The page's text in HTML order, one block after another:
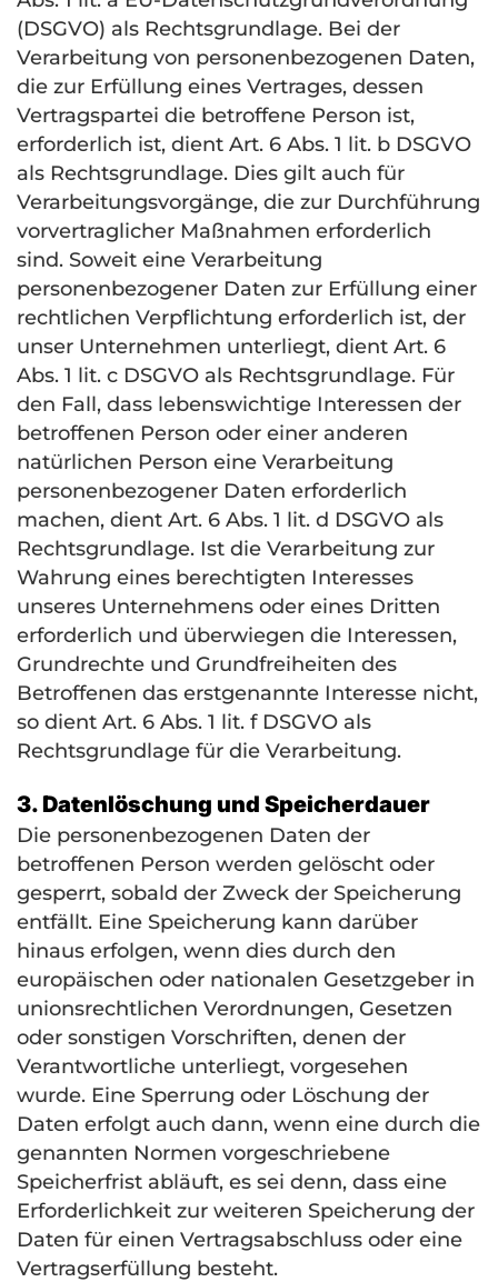
(DSGVO) als Rechtsgrundlage. Bei der
Verarbeitung von personenbezogenen Daten,
die zur Erfüllung eines Vertrages, dessen
Vertragspartei die betroffene Person ist,
erforderlich ist, dient Art. 6 Abs. 1 lit. b DSGVO
als Rechtsgrundlage. Dies gilt auch für
Verarbeitungsvorgänge, die zur Durchführung
vorvertraglicher Maßnahmen erforderlich
sind. Soweit eine Verarbeitung
personenbezogener Daten zur Erfüllung einer
rechtlichen Verpflichtung erforderlich ist, der
unser Unternehmen unterliegt, dient Art. 6
Abs. 1 lit. c DSGVO als Rechtsgrundlage. Für
den Fall, dass lebenswichtige Interessen der
betroffenen Person oder einer anderen
natürlichen Person eine Verarbeitung
personenbezogener Daten erforderlich
machen, dient Art. 6 Abs. 1 lit. d DSGVO als
Rechtsgrundlage. Ist die Verarbeitung zur
Wahrung eines berechtigten Interesses
unseres Unternehmens oder eines Dritten
erforderlich und überwiegen die Interessen,
Grundrechte und Grundfreiheiten des
Betroffenen das erstgenannte Interesse nicht,
so dient Art. 6 Abs. 1 lit. f DSGVO als
Rechtsgrundlage für die Verarbeitung.
3. Datenlöschung und Speicherdauer
Die personenbezogenen Daten der
betroffenen Person werden gelöscht oder
gesperrt, sobald der Zweck der Speicherung
entfällt. Eine Speicherung kann darüber
hinaus erfolgen, wenn dies durch den
europäischen oder nationalen Gesetzgeber in
unionsrechtlichen Verordnungen, Gesetzen
oder sonstigen Vorschriften, denen der
Verantwortliche unterliegt, vorgesehen
wurde. Eine Sperrung oder Löschung der
Daten erfolgt auch dann, wenn eine durch die
genannten Normen vorgeschriebene
Speicherfrist abläuft, es sei denn, dass eine
Erforderlichkeit zur weiteren Speicherung der
Daten für einen Vertragsabschluss oder eine
Vertragserfüllung besteht.